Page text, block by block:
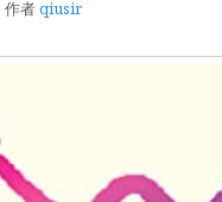
作者qiusir